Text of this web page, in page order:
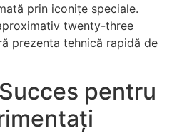
prin iconițe speciale.
twenty-three
prezenta tehnică rapidă de
pentru